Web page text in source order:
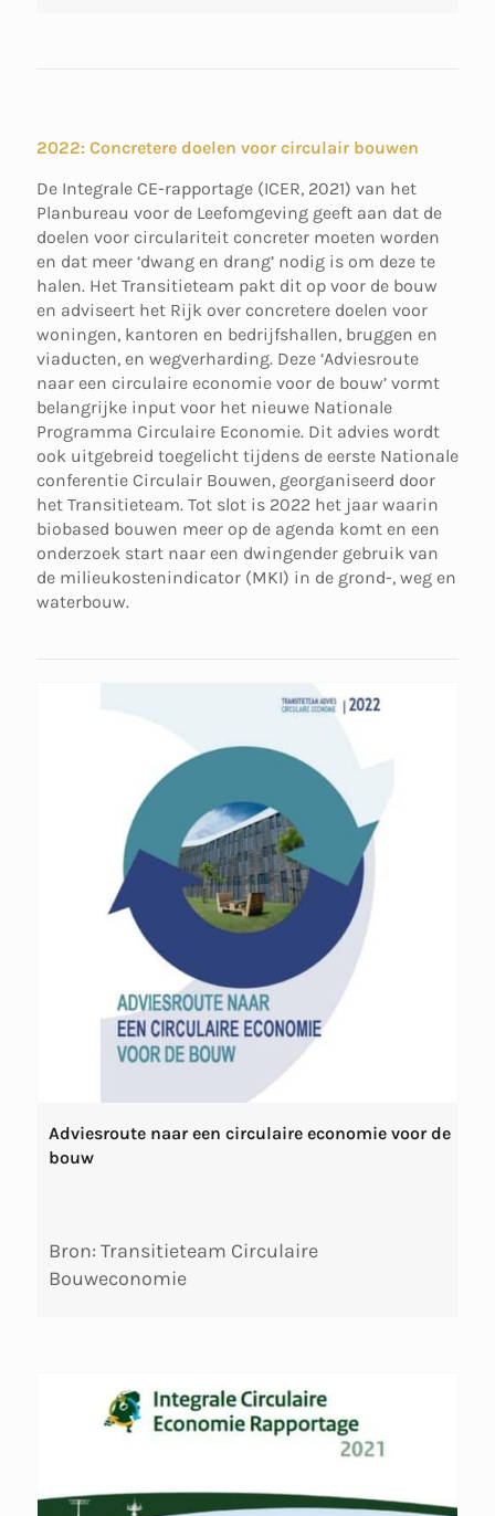
2022: Concretere doelen voor circulair bouwen
De Integrale CE-rapportage (ICER, 2021) van het
Planbureau voor de Leefomgeving geeft aan dat de
doelen voor circulariteit concreter moeten worden
en dat meer ‘dwang en drang’ nodig is om deze te
halen. Het Transitieteam pakt dit op voor de bouw
en adviseert het Rijk over concretere doelen voor
woningen, kantoren en bedrijfshallen, bruggen en
viaducten, en wegverharding. Deze ‘Adviesroute
naar een circulaire economie voor de bouw’ vormt
belangrijke input voor het nieuwe Nationale
Programma Circulaire Economie. Dit advies wordt
ook uitgebreid toegelicht tijdens de eerste Nationale
conferentie Circulair Bouwen, georganiseerd door
het Transitieteam. Tot slot is 2022 het jaar waarin
biobased bouwen meer op de agenda komt en een
onderzoek start naar een dwingender gebruik van
de milieukostenindicator (MKI) in de grond-, weg en
waterbouw.
Adviesroute naar een circulaire economie voor de
bouw
Bron: Transitieteam Circulaire
Bouweconomie